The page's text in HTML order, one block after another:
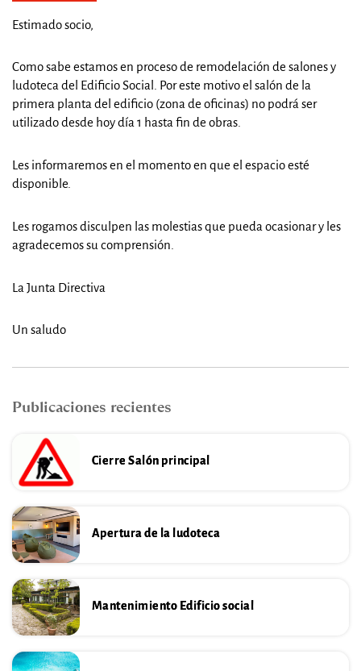
Estimado socio,
Como sabe estamos en proceso de remodelación de salones y
ludoteca del Edificio Social. Por este motivo el salón de la
primera planta del edificio (zona de oficinas) no podrá ser
utilizado desde hoy día 1 hasta fin de obras.
Les informaremos en el momento en que el espacio esté
disponible.
Les rogamos disculpen las molestias que pueda ocasionar y les
agradecemos su comprensión.
La Junta Directiva
Un saludo
Publicaciones recientes
Cierre Salón principal
Apertura de la ludoteca
Mantenimiento Edificio social